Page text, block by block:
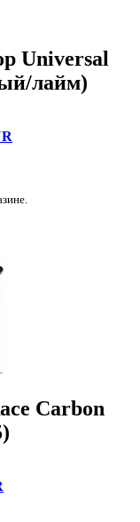
Universal
лайм)
Carbon